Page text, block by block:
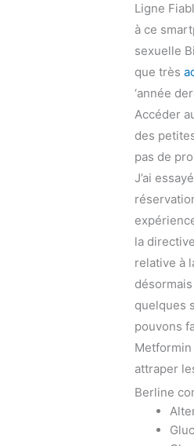
Ligne
à ce
sexuelle
que très
‘année
Accéder
des
pas de
J’ai
la
relative à
quelques
pouvons
attraper
Berline